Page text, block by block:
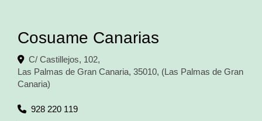
Cosuame Canarias
C/ Castillejos, 102,
Las Palmas de Gran Canaria, 35010, (Las Palmas de Gran
Canaria)
928 220 119